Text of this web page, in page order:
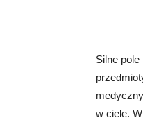
Silne
w ciele.